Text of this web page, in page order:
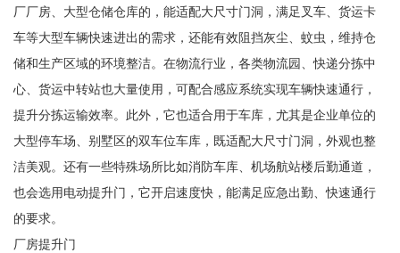
厂厂房、大型仓储仓库的，能适配大尺寸门洞，满足叉车、货运卡
车等大型车辆快速进出的需求，还能有效阻挡灰尘、蚊虫，维持仓
储和生产区域的环境整洁。在物流行业，各类物流园、快递分拣中
心、货运中转站也大量使用，可配合感应系统实现车辆快速通行，
提升分拣运输效率。此外，它也适合用于车库，尤其是企业单位的
大型停车场、别墅区的双车位车库，既适配大尺寸门洞，外观也整
洁美观。还有一些特殊场所比如消防车库、机场航站楼后勤通道，
也会选用电动提升门，它开启速度快，能满足应急出勤、快速通行
的要求。
厂房提升门